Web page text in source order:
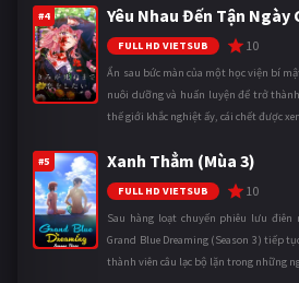
#4 Yêu Nhau Đến Tận Ngày
FULL HD VIETSUB 10
Ẩn sau bức màn của một học viện bí
nuôi dưỡng và huấn luyện để trở
thế giới khắc nghiệt ấy, cái chết được
#5 Xanh Thẳm (Mùa 3)
FULL HD VIETSUB 10
Sau hàng loạt chuyến phiêu lưu
Grand Blue Dreaming (Season 3) tiếp
thành viên câu lạc bộ lặn trong những